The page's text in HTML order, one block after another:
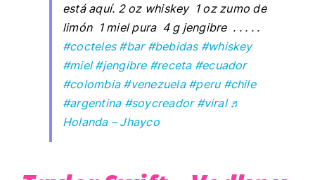
está aquí. 2 oz whiskey 1 oz zumo de
limón 1 miel pura 4 g jengibre . . . . .
#cocteles #bar #bebidas #whiskey
#miel #jengibre #receta #ecuador
#colombia #venezuela #peru #chile
#argentina #soycreador #viral ♬
Holanda – Jhayco